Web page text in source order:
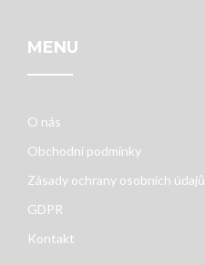
MENU
O nás
Obchodní podmínky
Zásady ochrany osobních údajů
GDPR
Kontakt